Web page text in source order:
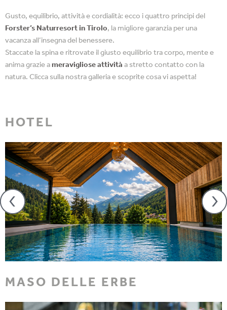
Gusto, equilibrio, attività e cordialità: ecco i quattro principi del
Forster’s Naturresort in Tirolo, la migliore garanzia per una
vacanza all’insegna del benessere.
Staccate la spina e ritrovate il giusto equilibrio tra corpo, mente e
anima grazie a meravigliose attività a stretto contatto con la
natura. Clicca sulla nostra galleria e scoprite cosa vi aspetta!
HOTEL
MASO DELLE ERBE